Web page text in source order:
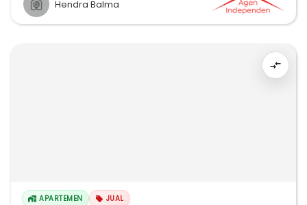
Hendra Balma
APARTEMEN JUAL